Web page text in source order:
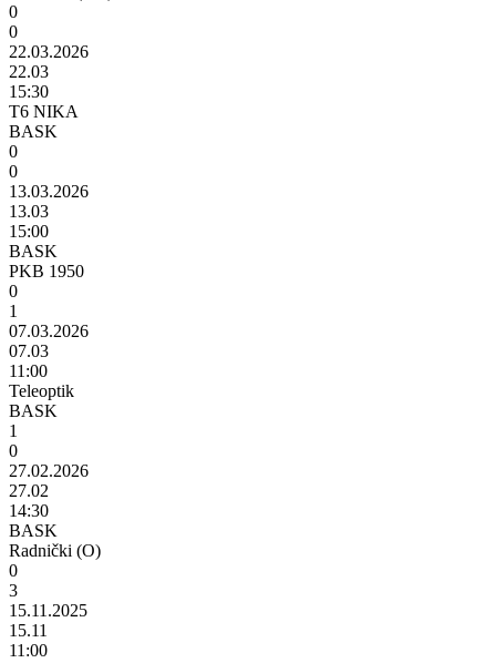
0
0
22.03.2026
22.03
15:30
T6 NIKA
BASK
0
0
13.03.2026
13.03
15:00
BASK
PKB 1950
0
1
07.03.2026
07.03
11:00
Teleoptik
BASK
1
0
27.02.2026
27.02
14:30
BASK
Radnički (O)
0
3
15.11.2025
15.11
11:00